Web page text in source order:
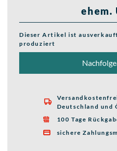
ehem.
Dieser Artikel ist
produziert

Deutschland und
 100 Tage
 sichere